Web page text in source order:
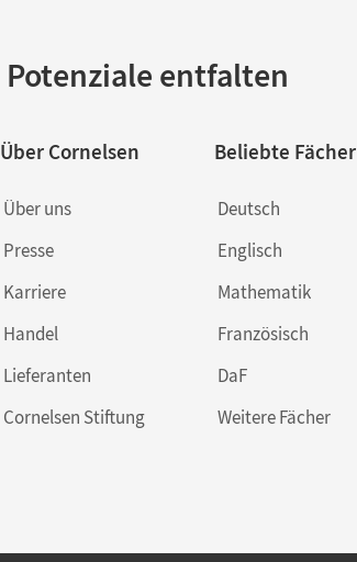
Potenziale entfalten
Über Cornelsen
Über uns
Presse
Karriere
Handel
Lieferanten
Cornelsen Stiftung
Beliebte Fächer
Deutsch
Englisch
Mathematik
Französisch
DaF
Weitere Fächer